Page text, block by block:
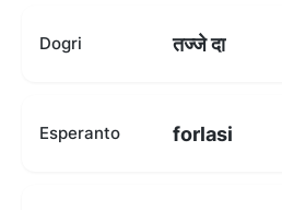
Dogri तज्जे दा
Esperanto forlasi